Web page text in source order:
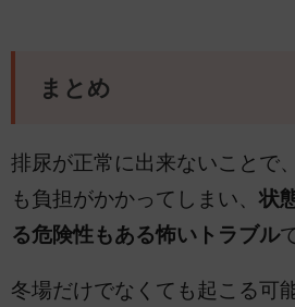
まとめ
排尿が正常に出来ないことで
も負担がかかってしまい、状
る危険性もある怖いトラブル
冬場だけでなくても起こる可